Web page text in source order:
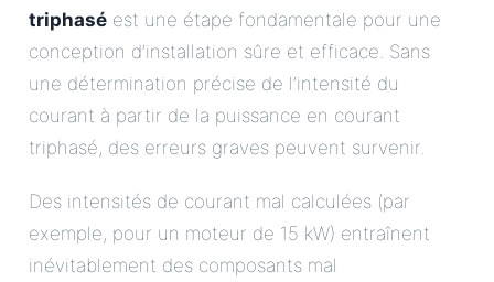
triphasé est une étape fondamentale pour une
conception d’installation sûre et efficace. Sans
une détermination précise de l’intensité du
courant à partir de la puissance en courant
triphasé, des erreurs graves peuvent survenir.
Des intensités de courant mal calculées (par
exemple, pour un moteur de 15 kW) entraînent
inévitablement des composants mal